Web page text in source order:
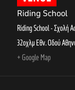
Riding School
Riding School - Σχολή
32οχλμ Εθν. Οδού
+ Google Map